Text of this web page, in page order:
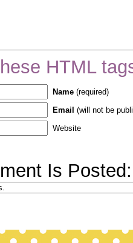
HTML
Name (required)
Email (will not be
Website
Is Posted: